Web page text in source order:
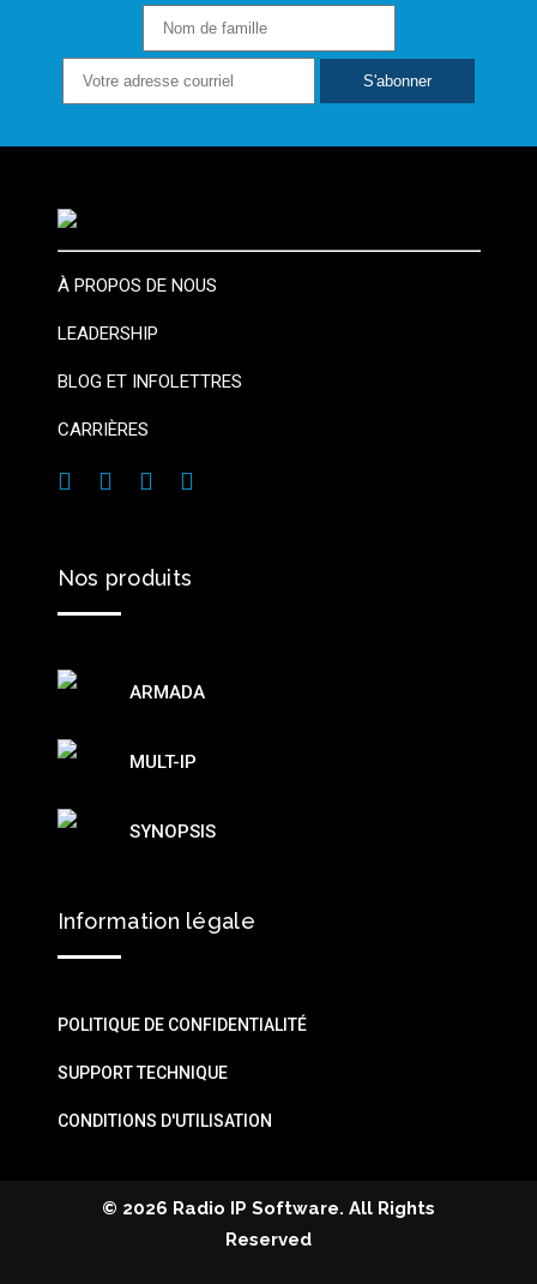
À PROPOS DE NOUS
LEADERSHIP
BLOG ET INFOLETTRES
CARRIÈRES
Nos produits
ARMADA
MULT-IP
SYNOPSIS
Information légale
POLITIQUE DE CONFIDENTIALITÉ
SUPPORT TECHNIQUE
CONDITIONS D'UTILISATION
© 2026 Radio IP Software. All Rights
Reserved